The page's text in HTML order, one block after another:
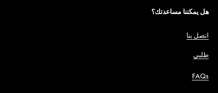
هل يمكننا مساعدتك؟
اتصل بنا
طلبي
FAQs